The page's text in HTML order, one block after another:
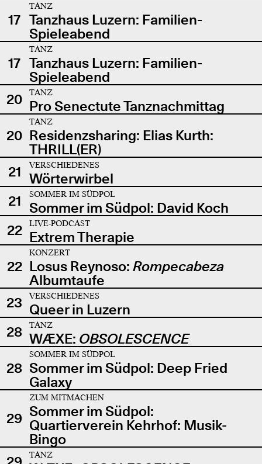
17
TANZ
Tanzhaus Luzern: Familien-
Spieleabend
17
TANZ
Tanzhaus Luzern: Familien-
Spieleabend
20
TANZ
Pro Senectute Tanznachmittag
20
TANZ
Residenzsharing: Elias Kurth:
THRILL(ER)
21
VERSCHIEDENES
Wörterwirbel
21
SOMMER IM SÜDPOL
Sommer im Südpol: David Koch
22
LIVE-PODCAST
Extrem Therapie
22
KONZERT
Losus Reynoso: Rompecabeza
Albumtaufe
23
VERSCHIEDENES
Queer in Luzern
28
TANZ
WÆXE: OBSOLESCENCE
28
SOMMER IM SÜDPOL
Sommer im Südpol: Deep Fried
Galaxy
29
ZUM MITMACHEN
Sommer im Südpol:
Quartierverein Kehrhof: Musik-
Bingo
TANZ